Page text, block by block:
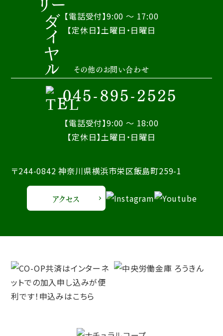
【電話受付】9:00 ～ 17:00
【定休日】土曜日・日曜日
その他のお問い合わせ
045-895-2525
【電話受付】9:00 ～ 18:00
【定休日】土曜日・日曜日
〒244-0842 神奈川県横浜市栄区飯島町259-1
アクセス